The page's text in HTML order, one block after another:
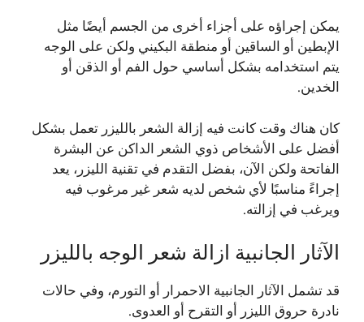
يمكن إجراؤه على أجزاء أخرى من الجسم أيضًا مثل
الإبطين أو الساقين أو منطقة البكيني ولكن على الوجه
يتم استخدامه بشكل أساسي حول الفم أو الذقن أو
الخدين.
كان هناك وقت كانت فيه إزالة الشعر بالليزر تعمل بشكل
أفضل على الأشخاص ذوي الشعر الداكن عن البشرة
الفاتحة ولكن الآن، بفضل التقدم في تقنية الليزر، يعد
إجراءً مناسبًا لأي شخص لديه شعر غير مرغوب فيه
ويرغب في إزالته.
الآثار الجانبية ازالة شعر الوجه بالليزر
قد تشمل الآثار الجانبية الاحمرار أو التورم، وفي حالات
نادرة حروق الليزر أو التقرح أو العدوى.